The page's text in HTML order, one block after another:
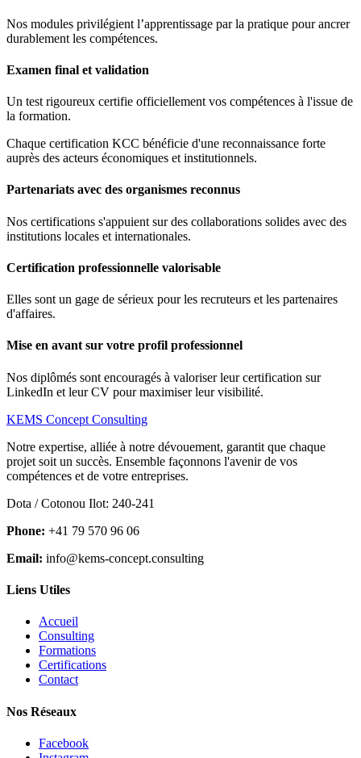
Nos modules privilégient l’apprentissage par la pratique pour ancrer
durablement les compétences.
Examen final et validation
Un test rigoureux certifie officiellement vos compétences à l'issue de
la formation.
Chaque certification KCC bénéficie d'une reconnaissance forte
auprès des acteurs économiques et institutionnels.
Partenariats avec des organismes reconnus
Nos certifications s'appuient sur des collaborations solides avec des
institutions locales et internationales.
Certification professionnelle valorisable
Elles sont un gage de sérieux pour les recruteurs et les partenaires
d'affaires.
Mise en avant sur votre profil professionnel
Nos diplômés sont encouragés à valoriser leur certification sur
LinkedIn et leur CV pour maximiser leur visibilité.
KEMS Concept Consulting
Notre expertise, alliée à notre dévouement, garantit que chaque
projet soit un succès. Ensemble façonnons l'avenir de vos
compétences et de votre entreprises.
Dota / Cotonou Ilot: 240-241
Phone: +41 79 570 96 06
Email: info@kems-concept.consulting
Liens Utiles
Accueil
Consulting
Formations
Certifications
Contact
Nos Réseaux
Facebook